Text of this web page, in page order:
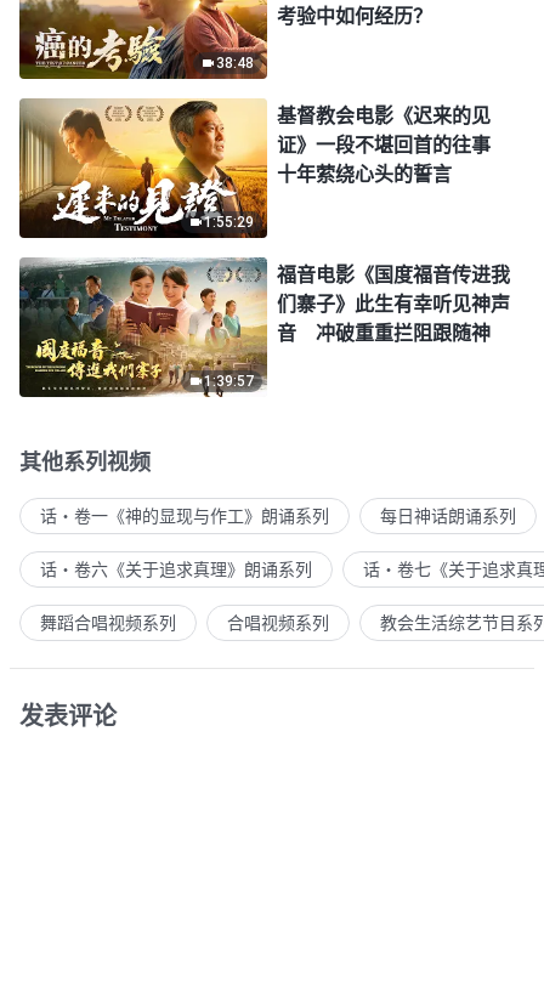
38:48
考验中如何经历？
1:55:29
基督教会电影《迟来的见
证》一段不堪回首的往事
十年萦绕心头的誓言
1:39:57
福音电影《国度福音传进我
们寨子》此生有幸听见神声
音 冲破重重拦阻跟随神
其他系列视频
话・卷一《神的显现与作工》朗诵系列 每日神话朗诵系列
话・卷六《关于追求真理》朗诵系列 话・卷七《关于追求真
舞蹈合唱视频系列 合唱视频系列 教会生活综艺节目系
发表评论